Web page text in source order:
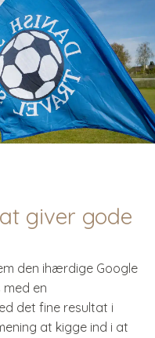
giver gode
den ihærdige Google
med en
det fine resultat i
at kigge ind i at